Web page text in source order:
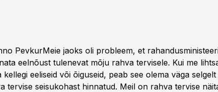
PevkurMeie jaoks oli probleem, et
eelnõust tulenevat mõju rahva tervisele. Kui me
eeliseid või õiguseid, peab see olema väga selgelt
tervise seisukohast hinnatud. Meil on rahva tervise